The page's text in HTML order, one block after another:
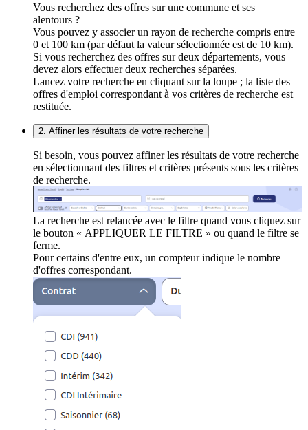
Vous recherchez des offres sur une commune et ses
alentours ?
Vous pouvez y associer un rayon de recherche compris entre
0 et 100 km (par défaut la valeur sélectionnée est de 10 km).
Si vous recherchez des offres sur deux départements, vous
devez alors effectuer deux recherches séparées.
Lancez votre recherche en cliquant sur la loupe ; la liste des
offres d'emploi correspondant à vos critères de recherche est
restituée.
2. Affiner les résultats de votre recherche
Si besoin, vous pouvez affiner les résultats de votre recherche
en sélectionnant des filtres et critères présents sous les critères
de recherche.
La recherche est relancée avec le filtre quand vous cliquez sur
le bouton « APPLIQUER LE FILTRE » ou quand le filtre se
ferme.
Pour certains d'entre eux, un compteur indique le nombre
d'offres correspondant.